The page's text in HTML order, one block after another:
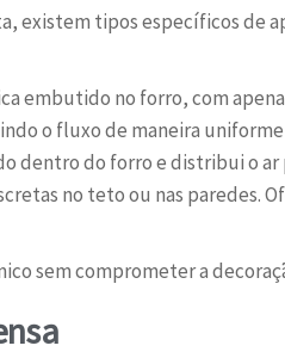
existem tipos específicos de
embutido no forro, com
o fluxo de maneira
dentro do forro e distribui o ar
no teto ou nas paredes.
sem comprometer a